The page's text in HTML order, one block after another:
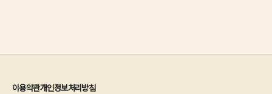
이용약관개인정보처리방침